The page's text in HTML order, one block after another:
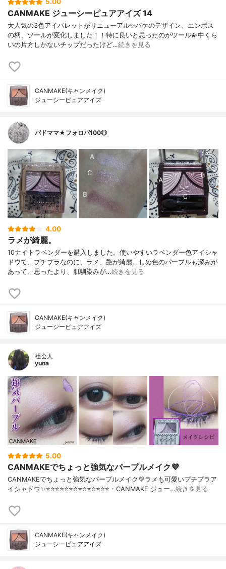
5.00
CANMAKE ジューシーピュアアイズ 14
大人気の3色アイパレットがリニューアル✨パケのデザイン、エンボス
の柄、ツールが変化しました！！特に良いと思ったのがツール💫中くら
いの片方しかないチップだったけど…続きを見る
CANMAKE(キャンメイク)
ジューシーピュアアイズ
バドママ★フォロバ100◎
4.00
ラメが綺麗。
10ナイトラベンダーを購入しました。使いやすいラベンダー色アイシャ
ドウで、プチプラなのに、ラメ、艶が綺麗。しめ色のパープルも深みが
あって、思ったより、肌馴染みが…続きを見る
CANMAKE(キャンメイク)
ジューシーピュアアイズ
社会人
yuna
5.00
CANMAKEでちょっと強気なパープルメイク💜
CANMAKEでちょっと強気なパープルメイク💜ラメも可愛いプチプラア
イシャドウ✨⭐️⭐️⭐️⭐️⭐️⭐️⭐️⭐️⭐️⭐️⭐️⭐️⭐️⭐️・CANMAKE ジュー…続きを見る
CANMAKE(キャンメイク)
ジューシーピュアアイズ